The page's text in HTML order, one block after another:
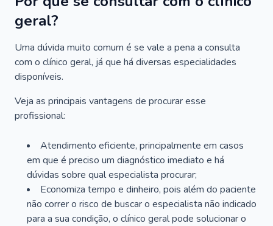
geral?
Uma dúvida muito comum é se vale a pena a consulta
com o clínico geral, já que há diversas especialidades
disponíveis.
Veja as principais vantagens de procurar esse
profissional:
Atendimento eficiente, principalmente em casos
em que é preciso um diagnóstico imediato e há
dúvidas sobre qual especialista procurar;
Economiza tempo e dinheiro, pois além do paciente
não correr o risco de buscar o especialista não indicado
para a sua condição, o clínico geral pode solucionar o